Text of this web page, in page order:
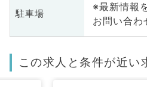
駐車場
※最新情報
お問い合わ
この求人と条件が近い